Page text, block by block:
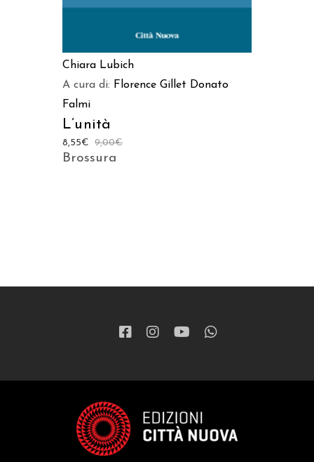
Chiara Lubich
A cura di: Florence Gillet Donato
Falmi
L’unità
9,00€
8,55€
Brossura